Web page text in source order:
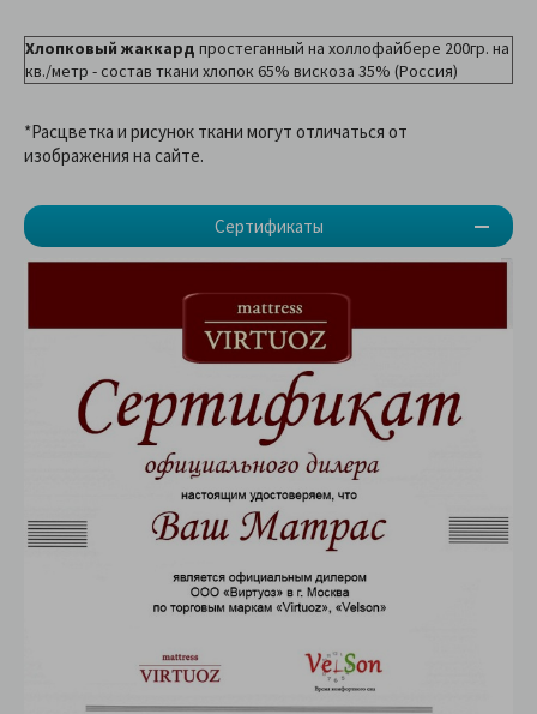
Сертификаты
Хлопковый жаккард простеганный на холлофайбере 200гр. на
кв./метр - состав ткани хлопок 65% вискоза 35% (Россия)
*Расцветка и рисунок ткани могут отличаться от
изображения на сайте.